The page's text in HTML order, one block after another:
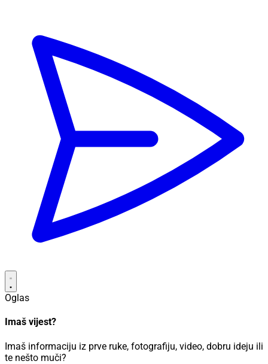
Oglas
Imaš vijest?
Imaš informaciju iz prve ruke, fotografiju, video, dobru ideju ili
te nešto muči?